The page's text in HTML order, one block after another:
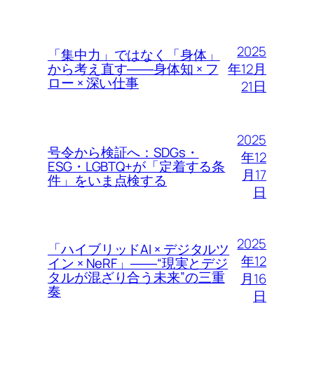
「集中力」ではなく「身体」
から考え直す――身体知 × フ
ロー × 深い仕事
2025
年12月
21日
号令から検証へ：SDGs・
ESG・LGBTQ+が「定着する条
件」をいま点検する
2025
年12
月17
日
「ハイブリッドAI × デジタルツ
イン × NeRF」――“現実とデジ
タルが混ざり合う未来”の三重
奏
2025
年12
月16
日